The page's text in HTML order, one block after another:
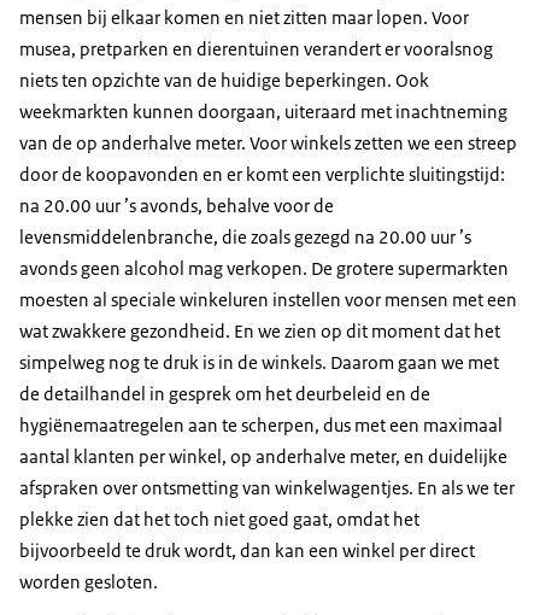
mensen bij elkaar komen en niet zitten maar lopen. Voor
musea, pretparken en dierentuinen verandert er vooralsnog
niets ten opzichte van de huidige beperkingen. Ook
weekmarkten kunnen doorgaan, uiteraard met inachtneming
van de op anderhalve meter. Voor winkels zetten we een streep
door de koopavonden en er komt een verplichte sluitingstijd:
na 20.00 uur ’s avonds, behalve voor de
levensmiddelenbranche, die zoals gezegd na 20.00 uur ’s
avonds geen alcohol mag verkopen. De grotere supermarkten
moesten al speciale winkeluren instellen voor mensen met een
wat zwakkere gezondheid. En we zien op dit moment dat het
simpelweg nog te druk is in de winkels. Daarom gaan we met
de detailhandel in gesprek om het deurbeleid en de
hygiënemaatregelen aan te scherpen, dus met een maximaal
aantal klanten per winkel, op anderhalve meter, en duidelijke
afspraken over ontsmetting van winkelwagentjes. En als we ter
plekke zien dat het toch niet goed gaat, omdat het
bijvoorbeeld te druk wordt, dan kan een winkel per direct
worden gesloten.